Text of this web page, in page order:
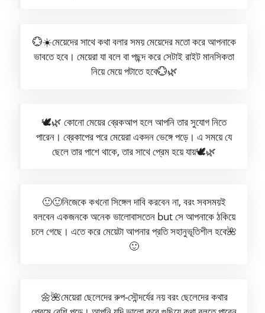
💮☀️মেয়েদের সাথে কথা বলার সময় মেয়েদের মতো করে আপনাকে
ভাবতে হবে। মেয়েরা যা বলে বা পছন্দ করে সেটাই রাইট মানসিকতা
নিয়ে মেয়ে পটাতে হবে💮🌿
🕊️🌿 কোনো মেয়ের ব্রেকআপ হলে আপনি তার সুযোগ নিতে
পারেন। ব্রেকাপের পরে মেয়েরা একদন ভেঙ্গে পড়ে। এ সময়ে যে
ছেলে তার পাশে থাকে, তার সাথে প্রেম হয়ে যায়🕊️🌿
🙂🙂নিজেকে কখনো সিঙ্গেল দাবি করবেন না, বরং সবসময়ই
বলবেন একজনকে অনেক ভালোবাসতেন but সে আপনাকে ঠকিয়ে
চলে গেছে। এতে করে মেয়েটা আপনার প্রতি সহানুভূতিশীল হবে🌺
🙂
🌼🌺মেয়েরা ছেলেদের রুপ-সৌন্দর্যের নয় বরং ছেলেদের কথার